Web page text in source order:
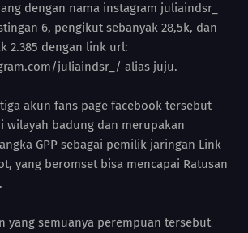
dengan nama instagram juliaindsr_
6, pengikut sebanyak 28,5k, dan
2.385 dengan link url:
juliaindsr_/ alias juju.
akun fans page facebook tersebut
wilayah badung dan merupakan
GPP sebagai pemilik jaringan Link
yang beromset bisa mencapai Ratusan
yang semuanya perempuan tersebut